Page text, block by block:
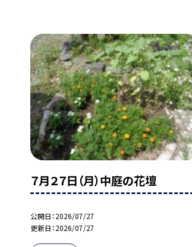
７月２７日（月）中庭の花壇
公開日 2026/07/27
更新日 2026/07/27